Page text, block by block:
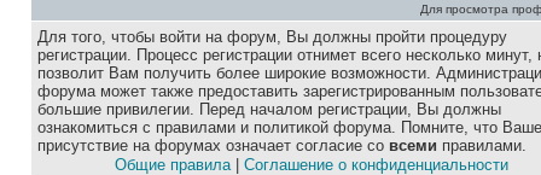
Для просмотра
Для того, чтобы войти на форум, Вы должны пройти процедуру
регистрации. Процесс регистрации отнимет всего несколько минут,
позволит Вам получить более широкие возможности.
форума может также предоставить зарегистрированным
большие привилегии. Перед началом регистрации, Вы должны
ознакомиться с правилами и политикой форума. Помните, что Ваше
присутствие на форумах означает согласие со всеми правилами.
Общие правила| Соглашение о конфиденциальности